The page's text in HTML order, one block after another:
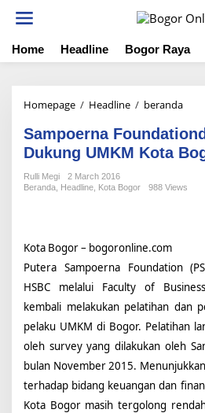
t
Home Headline Bogor Raya
Homepage / Headline / beranda
m
p
r
n
a
t
i
o
n
d
a
Sampoerna
Dukung UMKM Kota
Rulli Megi
2 March 2016
Beranda Headline Kota Bogor 988 Views
Kota Bogor – bogoronline.com
Putera Sampoerna Foundation
HSBC melalui Faculty of
kembali melakukan pelatihan dan
pelaku UMKM di Bogor. Pelatihan
oleh survey yang dilakukan oleh
bulan November 2015.
terhadap bidang keuangan dan
Kota Bogor masih tergolong